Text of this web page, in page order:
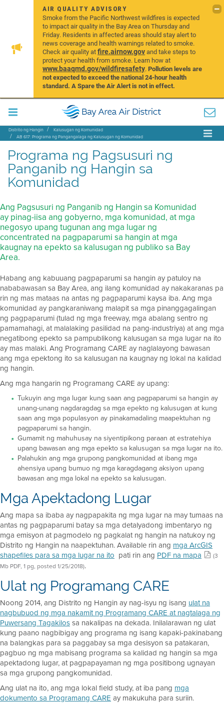
AIR QUALITY ADVISORY
Smoke from the Pacific Northwest wildfires is expected
to impact air quality in the Bay Area on Thursday and
Friday. Residents in affected areas should stay alert to
news coverage and health warnings related to smoke.
Check air quality atfire.airnow.govand take steps to
protect your health from smoke. Learn how at
www.baaqmd.gov/wildfiresafety.Pollution levels are
not expected to exceed the national 24-hour health
standard. A Spare the Air Alert is not in effect.
Distrito ng Hangin
Kalusugan ng Komunidad
AB 617: Programa ng Pangangalaga ng Kalusugan ng Komunidad
Programa ng Pagsusuri ng
Panganib ng Hangin sa
Komunidad
Ang Pagsusuri ng Panganib ng Hangin sa Komunidad
ay pinag-iisa ang gobyerno, mga komunidad, at mga
negosyo upang tugunan ang mga lugar ng
concentrated na pagpaparumi sa hangin at mga
kaugnay na epekto sa kalusugan ng publiko sa Bay
Area.
Habang ang kabuuang pagpaparumi sa hangin ay patuloy na
nababawasan sa Bay Area, ang ilang komunidad ay nakakaranas pa
rin ng mas mataas na antas ng pagpaparumi kaysa iba. Ang mga
komunidad ay pangkaraniwang malapit sa mga pinanggagalingan
ng pagpaparumi (tulad ng mga freeway, mga abalang sentro ng
pamamahagi, at malalaking pasilidad na pang-industriya) at ang mga
negatibong epekto sa pampublikong kalusugan sa mga lugar na ito
ay mas malaki. Ang Programang CARE ay naglalayong bawasan
ang mga epektong ito sa kalusugan na kaugnay ng lokal na kalidad
ng hangin.
Ang mga hangarin ng Programang CARE ay upang:
Tukuyin ang mga lugar kung saan ang pagpaparumi sa hangin ay
unang-unang nagdaragdag sa mga epekto ng kalusugan at kung
saan ang mga populasyon ay pinakamadaling maapektuhan ng
pagpaparumi sa hangin.
Gumamit ng mahuhusay na siyentipikong paraan at estratehiya
upang bawasan ang mga epekto sa kalusugan sa mga lugar na ito.
Palahukin ang mga grupong pangkomunidad at ibang mga
ahensiya upang bumuo ng mga karagdagang aksiyon upang
bawasan ang mga lokal na epekto sa kalusugan.
Mga Apektadong Lugar
Ang mapa sa ibaba ay nagpapakita ng mga lugar na may tumaas na
antas ng pagpaparumi batay sa mga detalyadong imbentaryo ng
mga emisyon at pagmodelo ng pagkalat ng hangin na natukoy ng
Distrito ng Hangin na naapektuhan. Available rin ang mga ArcGIS
shapefiles para sa mga lugar na ito pati rin ang PDF na mapa
(3
Mb PDF, 1 pg, posted 1/25/2018).
Ulat ng Programang CARE
Noong 2014, ang Distrito ng Hangin ay nag-isyu ng isang ulat na
nagbubuod ng mga nakamit ng Programang CARE at nagtalaga ng
Puwersang Tagakilossa nakalipas na dekada. Inilalarawan ng ulat
kung paano nagbibigay ang programa ng isang kapaki-pakinabang
na balangkas para sa paggabay sa mga desisyon sa patakaran,
pagbuo ng mga mabisang programa sa kalidad ng hangin sa mga
apektadong lugar, at pagpapayaman ng mga positibong ugnayan
sa mga grupong pangkomunidad.
Ang ulat na ito, ang mga lokal field study, at iba pang mga
dokumento sa Programang CARE ay makukuha para suriin.